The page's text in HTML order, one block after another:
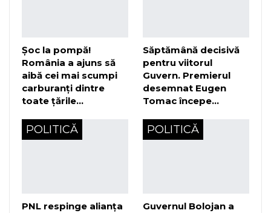
Șoc la pompă!
România a ajuns să
aibă cei mai scumpi
carburanți dintre
toate țările…
Săptămână decisivă
pentru viitorul
Guvern. Premierul
desemnat Eugen
Tomac începe…
POLITICĂ
PNL respinge alianța
POLITICĂ
Guvernul Bolojan a